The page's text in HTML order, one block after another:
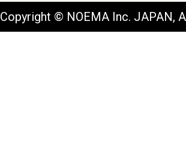
Copyright © NOEMA Inc. JAPAN,